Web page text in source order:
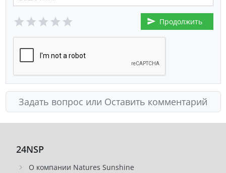
Продолжить
Задать вопрос или Оставить комментарий
24NSP
О компании Natures Sunshine